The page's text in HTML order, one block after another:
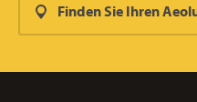
Finden Sie Ihren